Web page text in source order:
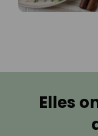
Elles